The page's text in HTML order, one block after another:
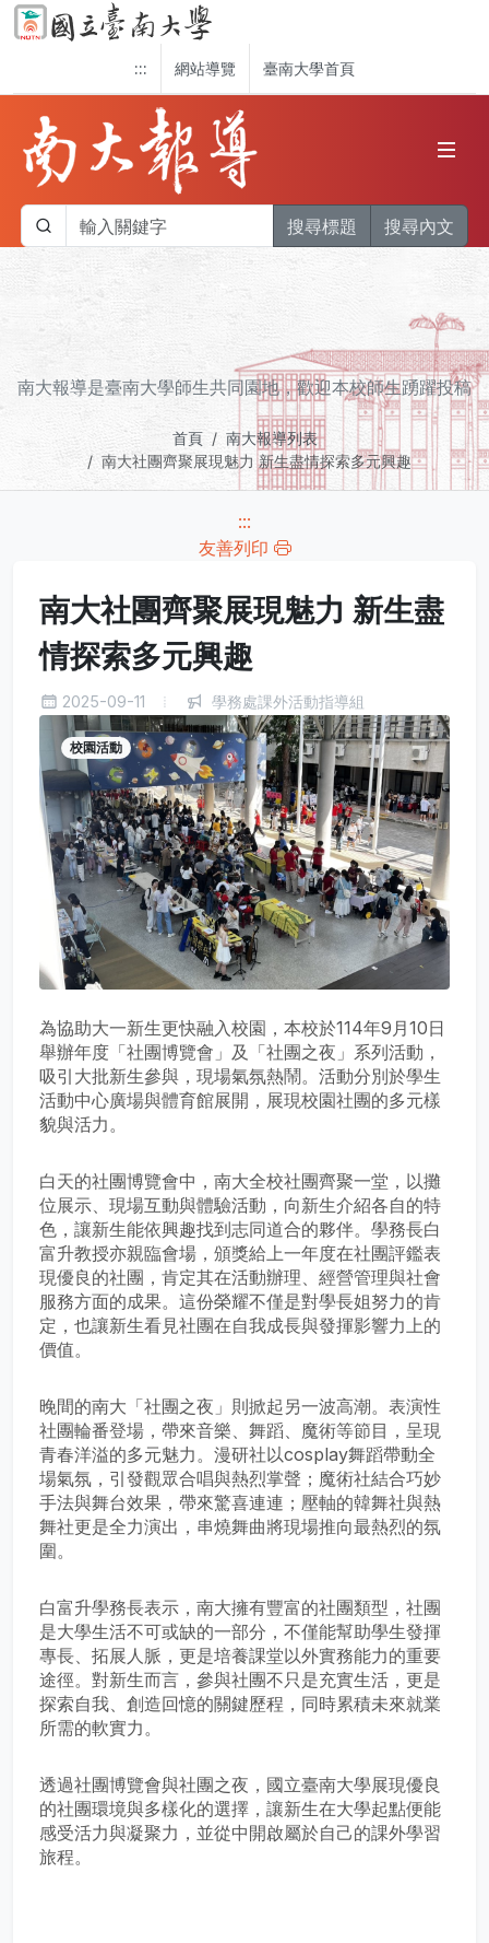
::: 網站導覽 臺南大學首頁
搜尋標題 搜尋內文
南大報導是臺南大學師生共同園地，歡迎本校師生踴躍投稿
首頁
南大報導列表
南大社團齊聚展現魅力 新生盡情探索多元興趣
:::
友善列印
南大社團齊聚展現魅力 新生盡
情探索多元興趣
2025-09-11 學務處課外活動指導組
校園活動
為協助大一新生更快融入校園，本校於114年9月10日
舉辦年度「社團博覽會」及「社團之夜」系列活動，
吸引大批新生參與，現場氣氛熱鬧。活動分別於學生
活動中心廣場與體育館展開，展現校園社團的多元樣
貌與活力。
白天的社團博覽會中，南大全校社團齊聚一堂，以攤
位展示、現場互動與體驗活動，向新生介紹各自的特
色，讓新生能依興趣找到志同道合的夥伴。學務長白
富升教授亦親臨會場，頒獎給上一年度在社團評鑑表
現優良的社團，肯定其在活動辦理、經營管理與社會
服務方面的成果。這份榮耀不僅是對學長姐努力的肯
定，也讓新生看見社團在自我成長與發揮影響力上的
價值。
晚間的南大「社團之夜」則掀起另一波高潮。表演性
社團輪番登場，帶來音樂、舞蹈、魔術等節目，呈現
青春洋溢的多元魅力。漫研社以cosplay舞蹈帶動全
場氣氛，引發觀眾合唱與熱烈掌聲；魔術社結合巧妙
手法與舞台效果，帶來驚喜連連；壓軸的韓舞社與熱
舞社更是全力演出，串燒舞曲將現場推向最熱烈的氛
圍。
白富升學務長表示，南大擁有豐富的社團類型，社團
是大學生活不可或缺的一部分，不僅能幫助學生發揮
專長、拓展人脈，更是培養課堂以外實務能力的重要
途徑。對新生而言，參與社團不只是充實生活，更是
探索自我、創造回憶的關鍵歷程，同時累積未來就業
所需的軟實力。
透過社團博覽會與社團之夜，國立臺南大學展現優良
的社團環境與多樣化的選擇，讓新生在大學起點便能
感受活力與凝聚力，並從中開啟屬於自己的課外學習
旅程。